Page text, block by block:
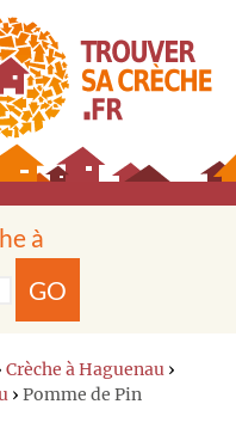
à
GO
Crèche à Haguenau ›
› Pomme de Pin